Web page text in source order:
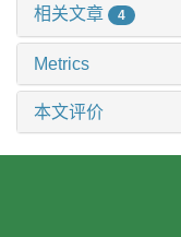
相关文章 4
Metrics
本文评价